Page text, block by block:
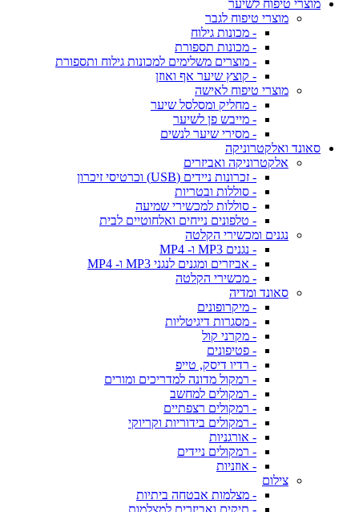
מוצרי טיפוח לשיער
מוצרי טיפוח לגבר
- מכונות גילוח
- מכונות תספורת
- מוצרים משלימים למכונות גילוח ותספורת
- קוצץ שיער אף ואוזן
מוצרי טיפוח לאישה
- מחליק ומסלסל שיער
- מייבש פן לשיער
- מסירי שיער לנשים
סאונד ואלקטרוניקה
אלקטרוניקה ואביזרים
- זכרונות ניידים (USB) וכרטיסי זיכרון
- סוללות ובטריות
- סוללות למכשירי שמיעה
- טלפונים נייחים ואלחוטיים לבית
נגנים ומכשירי הקלטה
- נגנים MP3 ו- MP4
- אביזרים ומגנים לנגני MP3 ו- MP4
- מכשירי הקלטה
סאונד ומדיה
- מיקרופונים
- מסגרות דיגיטליות
- מקרני קול
- פטיפונים
- רדיו דיסק, טייפ
- רמקול מדונה למדריכים ומורים
- רמקולים למחשב
- רמקולים רצפתיים
- רמקולים בידוריות וקריוקי
- אורגניות
- רמקולים ניידים
- אוזניות
צילום
- מצלמות אבטחה ביתיות
- תיקים ואביזרים למצלמות